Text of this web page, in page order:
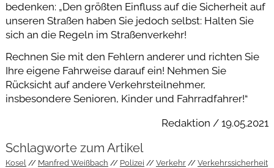
bedenken: „Den größten Einfluss auf die Sicherheit auf
unseren Straßen haben Sie jedoch selbst: Halten Sie
sich an die Regeln im Straßenverkehr!
Rechnen Sie mit den Fehlern anderer und richten Sie
Ihre eigene Fahrweise darauf ein! Nehmen Sie
Rücksicht auf andere Verkehrsteilnehmer,
insbesondere Senioren, Kinder und Fahrradfahrer!“
Redaktion / 19.05.2021
Schlagworte zum Artikel
Kosel Manfred Weißbach Polizei Verkehr Verkehrssicherheit